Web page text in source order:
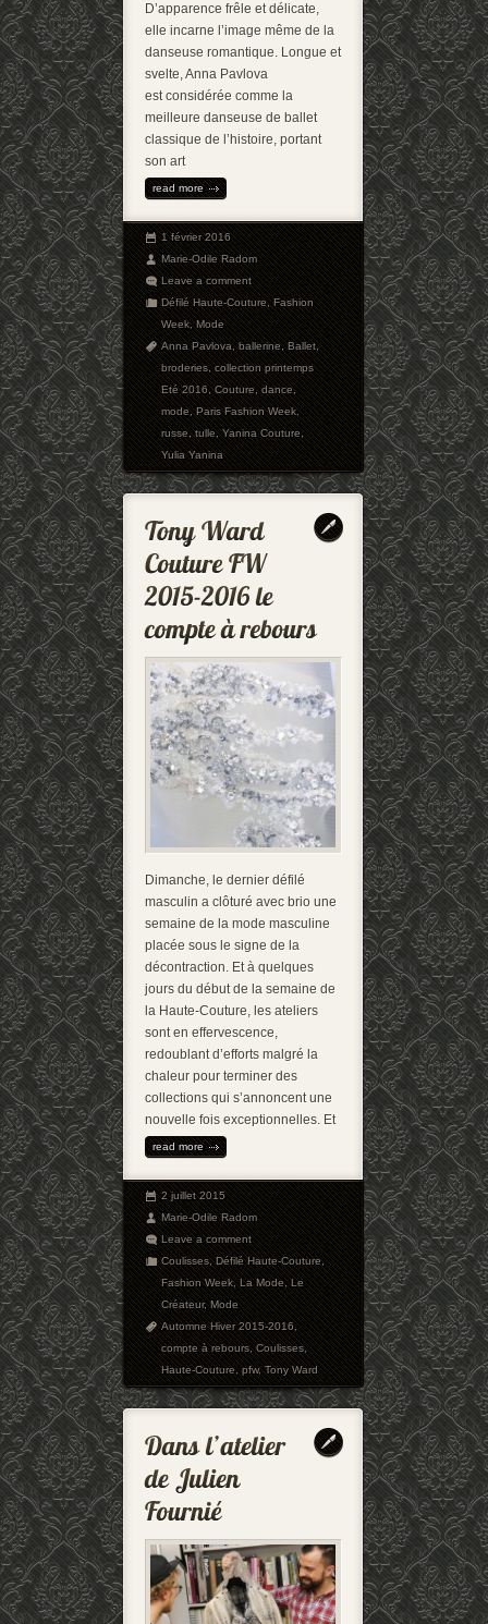
D’apparence frêle et délicate,
elle incarne l’image même de la
danseuse romantique. Longue et
svelte, Anna Pavlova
est considérée comme la
meilleure danseuse de ballet
classique de l’histoire, portant
son art
read more
1 février 2016
Marie-Odile Radom
Leave a comment
Défilé Haute-Couture,Fashion
Week,Mode
Anna Pavlova,ballerine,Ballet,
broderies,collection printemps
Eté 2016,Couture,dance,
mode,Paris Fashion Week,
russe,tulle,Yanina Couture,
Yulia Yanina
Dimanche, le dernier défilé
masculin a clôturé avec brio une
semaine de la mode masculine
placée sous le signe de la
décontraction. Et à quelques
jours du début de la semaine de
la Haute-Couture, les ateliers
sont en effervescence,
redoublant d’efforts malgré la
chaleur pour terminer des
collections qui s’annoncent une
nouvelle fois exceptionnelles. Et
read more
2 juillet 2015
Marie-Odile Radom
Leave a comment
Coulisses,Défilé Haute-Couture,
Fashion Week,La Mode,Le
Créateur,Mode
Automne Hiver 2015-2016,
compte à rebours,Coulisses,
Haute-Couture,pfw,Tony Ward